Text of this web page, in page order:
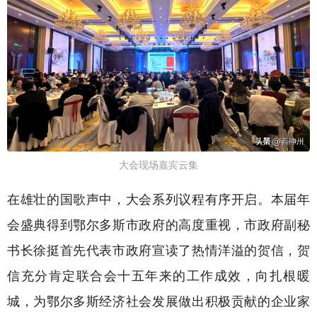
大会现场嘉宾云集
在雄壮的国歌声中，大会系列议程有序开启。本届年
会盛典得到鄂尔多斯市政府的高度重视，市政府副秘
书长徐挺首先代表市政府宣读了热情洋溢的贺信，贺
信充分肯定联合会十五年来的工作成效，向扎根暖
城，为鄂尔多斯经济社会发展做出积极贡献的企业家